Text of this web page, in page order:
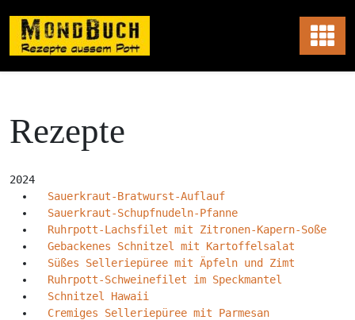
content
Rezepte
2024
Sauerkraut-Bratwurst-Auflauf
Sauerkraut-Schupfnudeln-Pfanne
Ruhrpott-Lachsfilet mit Zitronen-Kapern-Soße
Gebackenes Schnitzel mit Kartoffelsalat
Süßes Selleriepüree mit Äpfeln und Zimt
Ruhrpott-Schweinefilet im Speckmantel
Schnitzel Hawaii
Cremiges Selleriepüree mit Parmesan